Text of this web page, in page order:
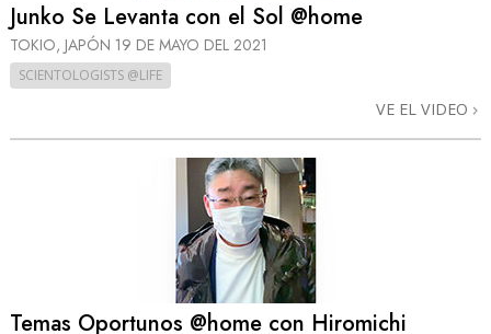
Junko Se Levanta con el Sol @home
TOKIO, JAPÓN 19 DE MAYO DEL 2021
SCIENTOLOGISTS @LIFE
VE EL VIDEO
Temas Oportunos @home con Hiromichi